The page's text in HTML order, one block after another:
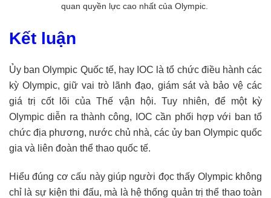
quan quyền lực cao nhất của Olympic.
Kết luận
Ủy ban Olympic Quốc tế, hay IOC là tổ chức điều hành các
kỳ Olympic, giữ vai trò lãnh đạo, giám sát và bảo vệ các
giá trị cốt lõi của Thế vận hội. Tuy nhiên, để một kỳ
Olympic diễn ra thành công, IOC cần phối hợp với ban tổ
chức địa phương, nước chủ nhà, các ủy ban Olympic quốc
gia và liên đoàn thể thao quốc tế.
Hiểu đúng cơ cấu này giúp người đọc thấy Olympic không
chỉ là sự kiện thi đấu, mà là hệ thống quản trị thể thao toàn